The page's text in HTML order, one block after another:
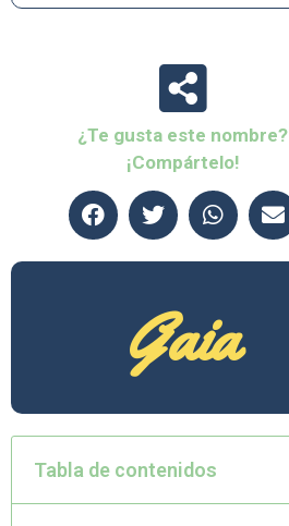
¿Te gusta este nombre?
¡Compártelo!
Gaia
Tabla de contenidos